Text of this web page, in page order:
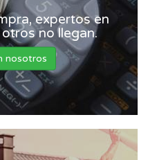
expertos en
no llegan.
nosotros